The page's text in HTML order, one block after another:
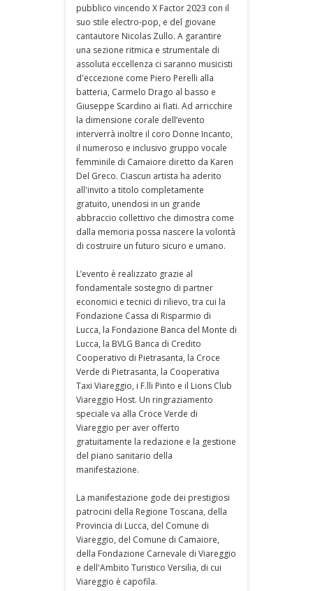
pubblico vincendo X Factor 2023 con il
suo stile electro-pop, e del giovane
cantautore Nicolas Zullo. A garantire
una sezione ritmica e strumentale di
assoluta eccellenza ci saranno musicisti
d'eccezione come Piero Perelli alla
batteria, Carmelo Drago al basso e
Giuseppe Scardino ai fiati. Ad arricchire
la dimensione corale dell’evento
interverrà inoltre il coro Donne Incanto,
il numeroso e inclusivo gruppo vocale
femminile di Camaiore diretto da Karen
Del Greco. Ciascun artista ha aderito
all'invito a titolo completamente
gratuito, unendosi in un grande
abbraccio collettivo che dimostra come
dalla memoria possa nascere la volontà
di costruire un futuro sicuro e umano.
L’evento è realizzato grazie al
fondamentale sostegno di partner
economici e tecnici di rilievo, tra cui la
Fondazione Cassa di Risparmio di
Lucca, la Fondazione Banca del Monte di
Lucca, la BVLG Banca di Credito
Cooperativo di Pietrasanta, la Croce
Verde di Pietrasanta, la Cooperativa
Taxi Viareggio, i F.lli Pinto e il Lions Club
Viareggio Host. Un ringraziamento
speciale va alla Croce Verde di
Viareggio per aver offerto
gratuitamente la redazione e la gestione
del piano sanitario della
manifestazione.
La manifestazione gode dei prestigiosi
patrocini della Regione Toscana, della
Provincia di Lucca, del Comune di
Viareggio, del Comune di Camaiore,
della Fondazione Carnevale di Viareggio
e dell'Ambito Turistico Versilia, di cui
Viareggio è capofila.